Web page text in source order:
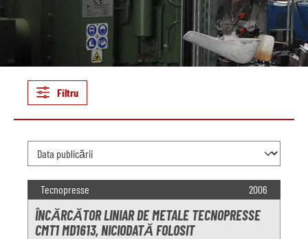
Filtru
Tecnopresse 2006
ÎNCĂRCĂTOR LINIAR DE METALE TECNOPRESSE
CMT1 MD1613, NICIODATĂ FOLOSIT